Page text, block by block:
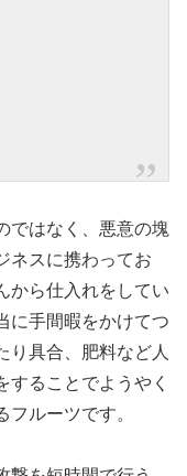
ではなく、悪意の塊
ネスに携わってお
から仕入れをしてい
に手間暇をかけてつ
り具合、肥料など人
することでようやく
ルーツです。